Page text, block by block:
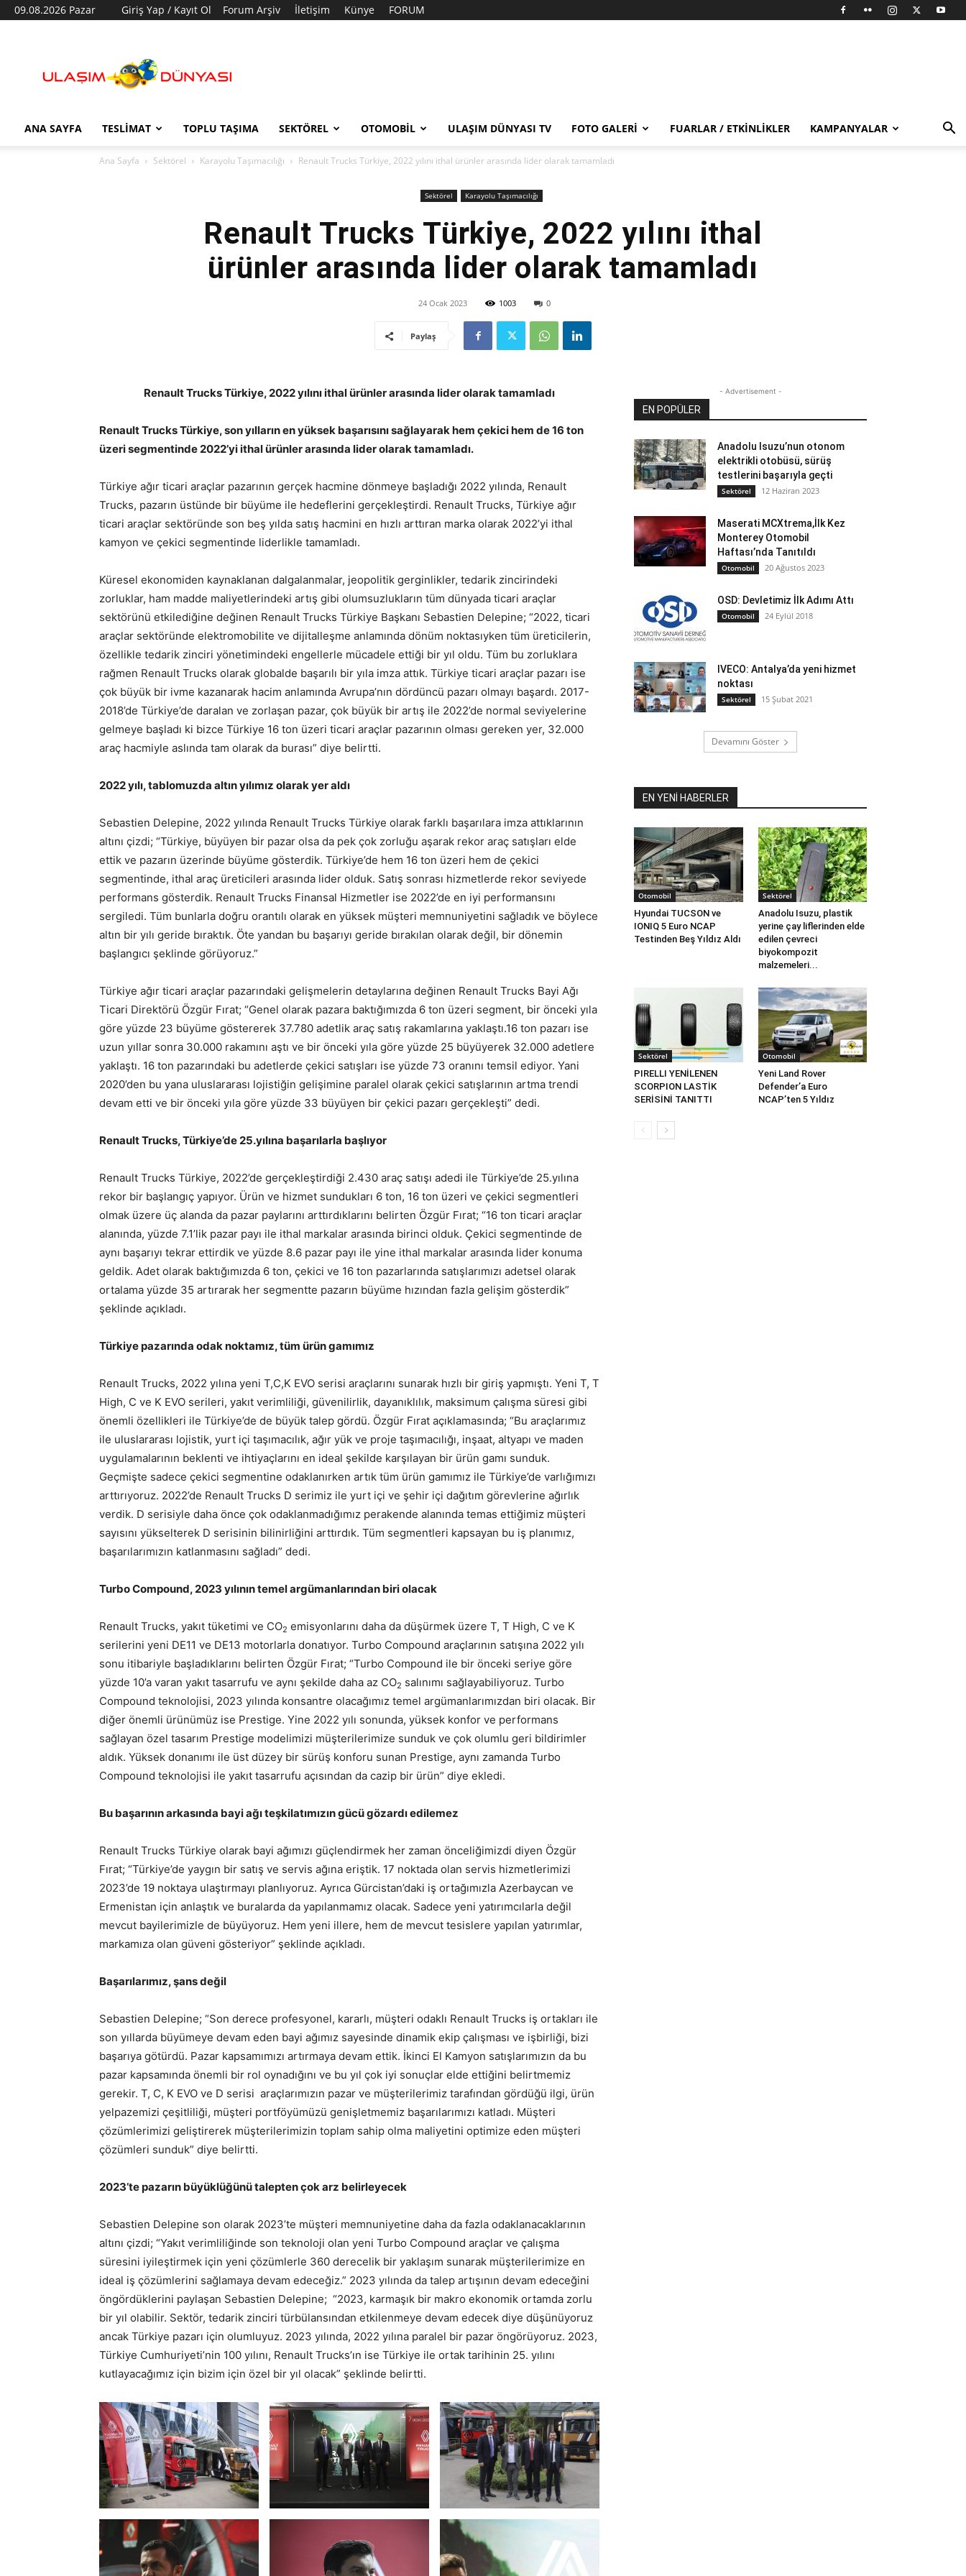
09.08.2026 Pazar Giriş Yap / Kayıt Ol Forum Arşiv İletişim Künye FORUM
Dünyası
ANA SAYFA TESLIMAT TOPLU TAŞIMA SEKTÖREL OTOMOBIL ULAŞIM DÜNYASI TV FOTO GALERI FUARLAR / ETKINLIKLER KAMPANYALAR
Ana Sayfa Sektörel Karayolu Taşımacılığı Renault Trucks Türkiye, 2022 yılını ithal ürünler arasında lider olarak tamamladı
Sektörel Karayolu Taşımacılığı
Renault Trucks Türkiye, 2022 yılını ithal
ürünler arasında lider olarak tamamladı
24 Ocak 2023 1003 0
Paylaş
Renault Trucks Türkiye, 2022 yılını ithal ürünler arasında lider olarak tamamladı
Renault Trucks Türkiye, son yılların en yüksek başarısını sağlayarak hem çekici hem de 16 ton
üzeri segmentinde 2022’yi ithal ürünler arasında lider olarak tamamladı.
Türkiye ağır ticari araçlar pazarının gerçek hacmine dönmeye başladığı 2022 yılında, Renault
Trucks, pazarın üstünde bir büyüme ile hedeflerini gerçekleştirdi. Renault Trucks, Türkiye ağır
ticari araçlar sektöründe son beş yılda satış hacmini en hızlı arttıran marka olarak 2022’yi ithal
kamyon ve çekici segmentinde liderlikle tamamladı.
Küresel ekonomiden kaynaklanan dalgalanmalar, jeopolitik gerginlikler, tedarik zincirindeki
zorluklar, ham madde maliyetlerindeki artış gibi olumsuzlukların tüm dünyada ticari araçlar
sektörünü etkilediğine değinen Renault Trucks Türkiye Başkanı Sebastien Delepine; “2022, ticari
araçlar sektöründe elektromobilite ve dijitalleşme anlamında dönüm noktasıyken tüm üreticilerin,
özellikle tedarik zinciri yönetimindeki engellerle mücadele ettiği bir yıl oldu. Tüm bu zorluklara
rağmen Renault Trucks olarak globalde başarılı bir yıla imza attık. Türkiye ticari araçlar pazarı ise
çok büyük bir ivme kazanarak hacim anlamında Avrupa’nın dördüncü pazarı olmayı başardı. 2017-
2018’de Türkiye’de daralan ve zorlaşan pazar, çok büyük bir artış ile 2022’de normal seviyelerine
gelmeye başladı ki bizce Türkiye 16 ton üzeri ticari araçlar pazarının olması gereken yer, 32.000
araç hacmiyle aslında tam olarak da burası” diye belirtti.
2022 yılı, tablomuzda altın yılımız olarak yer aldı
Sebastien Delepine, 2022 yılında Renault Trucks Türkiye olarak farklı başarılara imza attıklarının
altını çizdi; “Türkiye, büyüyen bir pazar olsa da pek çok zorluğu aşarak rekor araç satışları elde
ettik ve pazarın üzerinde büyüme gösterdik. Türkiye’de hem 16 ton üzeri hem de çekici
segmentinde, ithal araç üreticileri arasında lider olduk. Satış sonrası hizmetlerde rekor seviyede
performans gösterdik. Renault Trucks Finansal Hizmetler ise 2022’de en iyi performansını
sergiledi. Tüm bunlarla doğru orantılı olarak en yüksek müşteri memnuniyetini sağladık ve böylece
altın bir yılı geride bıraktık. Öte yandan bu başarıyı geride bırakılan olarak değil, bir dönemin
başlangıcı şeklinde görüyoruz.”
Türkiye ağır ticari araçlar pazarındaki gelişmelerin detaylarına değinen Renault Trucks Bayi Ağı
Ticari Direktörü Özgür Fırat; “Genel olarak pazara baktığımızda 6 ton üzeri segment, bir önceki yıla
göre yüzde 23 büyüme göstererek 37.780 adetlik araç satış rakamlarına yaklaştı.16 ton pazarı ise
uzun yıllar sonra 30.000 rakamını aştı ve bir önceki yıla göre yüzde 25 büyüyerek 32.000 adetlere
yaklaştı. 16 ton pazarındaki bu adetlerde çekici satışları ise yüzde 73 oranını temsil ediyor. Yani
2020’den bu yana uluslararası lojistiğin gelişimine paralel olarak çekici satışlarının artma trendi
devam etti ve bir önceki yıla göre yüzde 33 büyüyen bir çekici pazarı gerçekleşti” dedi.
Renault Trucks, Türkiye’de 25.yılına başarılarla başlıyor
Renault Trucks Türkiye, 2022’de gerçekleştirdiği 2.430 araç satışı adedi ile Türkiye’de 25.yılına
rekor bir başlangıç yapıyor. Ürün ve hizmet sundukları 6 ton, 16 ton üzeri ve çekici segmentleri
olmak üzere üç alanda da pazar paylarını arttırdıklarını belirten Özgür Fırat; “16 ton ticari araçlar
alanında, yüzde 7.1’lik pazar payı ile ithal markalar arasında birinci olduk. Çekici segmentinde de
aynı başarıyı tekrar ettirdik ve yüzde 8.6 pazar payı ile yine ithal markalar arasında lider konuma
geldik. Adet olarak baktığımızda 6 ton, çekici ve 16 ton pazarlarında satışlarımızı adetsel olarak
ortalama yüzde 35 artırarak her segmentte pazarın büyüme hızından fazla gelişim gösterdik”
şeklinde açıkladı.
Türkiye pazarında odak noktamız, tüm ürün gamımız
Renault Trucks, 2022 yılına yeni T,C,K EVO serisi araçlarını sunarak hızlı bir giriş yapmıştı. Yeni T, T
High, C ve K EVO serileri, yakıt verimliliği, güvenilirlik, dayanıklılık, maksimum çalışma süresi gibi
önemli özellikleri ile Türkiye’de de büyük talep gördü. Özgür Fırat açıklamasında; “Bu araçlarımız
ile uluslararası lojistik, yurt içi taşımacılık, ağır yük ve proje taşımacılığı, inşaat, altyapı ve maden
uygulamalarının beklenti ve ihtiyaçlarını en ideal şekilde karşılayan bir ürün gamı sunduk.
Geçmişte sadece çekici segmentine odaklanırken artık tüm ürün gamımız ile Türkiye’de varlığımızı
arttırıyoruz. 2022’de Renault Trucks D serimiz ile yurt içi ve şehir içi dağıtım görevlerine ağırlık
verdik. D serisiyle daha önce çok odaklanmadığımız perakende alanında temas ettiğimiz müşteri
sayısını yükselterek D serisinin bilinirliğini arttırdık. Tüm segmentleri kapsayan bu iş planımız,
başarılarımızın katlanmasını sağladı” dedi.
Turbo Compound, 2023 yılının temel argümanlarından biri olacak
Renault Trucks, yakıt tüketimi ve CO2 emisyonlarını daha da düşürmek üzere T, T High, C ve K
serilerini yeni DE11 ve DE13 motorlarla donatıyor. Turbo Compound araçlarının satışına 2022 yılı
sonu itibariyle başladıklarını belirten Özgür Fırat; “Turbo Compound ile bir önceki seriye göre
yüzde 10’a varan yakıt tasarrufu ve aynı şekilde daha az CO2 salınımı sağlayabiliyoruz. Turbo
Compound teknolojisi, 2023 yılında konsantre olacağımız temel argümanlarımızdan biri olacak. Bir
diğer önemli ürünümüz ise Prestige. Yine 2022 yılı sonunda, yüksek konfor ve performans
sağlayan özel tasarım Prestige modelimizi müşterilerimize sunduk ve çok olumlu geri bildirimler
aldık. Yüksek donanımı ile üst düzey bir sürüş konforu sunan Prestige, aynı zamanda Turbo
Compound teknolojisi ile yakıt tasarrufu açısından da cazip bir ürün” diye ekledi.
Bu başarının arkasında bayi ağı teşkilatımızın gücü gözardı edilemez
Renault Trucks Türkiye olarak bayi ağımızı güçlendirmek her zaman önceliğimizdi diyen Özgür
Fırat; “Türkiye’de yaygın bir satış ve servis ağına eriştik. 17 noktada olan servis hizmetlerimizi
2023’de 19 noktaya ulaştırmayı planlıyoruz. Ayrıca Gürcistan’daki iş ortağımızla Azerbaycan ve
Ermenistan için anlaştık ve buralarda da yapılanmamız olacak. Sadece yeni yatırımcılarla değil
mevcut bayilerimizle de büyüyoruz. Hem yeni illere, hem de mevcut tesislere yapılan yatırımlar,
markamıza olan güveni gösteriyor” şeklinde açıkladı.
Başarılarımız, şans değil
Sebastien Delepine; “Son derece profesyonel, kararlı, müşteri odaklı Renault Trucks iş ortakları ile
son yıllarda büyümeye devam eden bayi ağımız sayesinde dinamik ekip çalışması ve işbirliği, bizi
başarıya götürdü. Pazar kapsamımızı artırmaya devam ettik. İkinci El Kamyon satışlarımızın da bu
pazar kapsamında önemli bir rol oynadığını ve bu yıl çok iyi sonuçlar elde ettiğini belirtmemiz
gerekir. T, C, K EVO ve D serisi araçlarımızın pazar ve müşterilerimiz tarafından gördüğü ilgi, ürün
yelpazemizi çeşitliliği, müşteri portföyümüzü genişletmemiz başarılarımızı katladı. Müşteri
çözümlerimizi geliştirerek müşterilerimizin toplam sahip olma maliyetini optimize eden müşteri
çözümleri sunduk” diye belirtti.
2023’te pazarın büyüklüğünü talepten çok arz belirleyecek
Sebastien Delepine son olarak 2023’te müşteri memnuniyetine daha da fazla odaklanacaklarının
altını çizdi; “Yakıt verimliliğinde son teknoloji olan yeni Turbo Compound araçlar ve çalışma
süresini iyileştirmek için yeni çözümlerle 360 derecelik bir yaklaşım sunarak müşterilerimize en
ideal iş çözümlerini sağlamaya devam edeceğiz.” 2023 yılında da talep artışının devam edeceğini
öngördüklerini paylaşan Sebastien Delepine; “2023, karmaşık bir makro ekonomik ortamda zorlu
bir yıl olabilir. Sektör, tedarik zinciri türbülansından etkilenmeye devam edecek diye düşünüyoruz
ancak Türkiye pazarı için olumluyuz. 2023 yılında, 2022 yılına paralel bir pazar öngörüyoruz. 2023,
Türkiye Cumhuriyeti’nin 100 yılını, Renault Trucks’ın ise Türkiye ile ortak tarihinin 25. yılını
kutlayacağımız için bizim için özel bir yıl olacak” şeklinde belirtti.
- Advertisement -
EN POPÜLER
Anadolu Isuzu’nun otonom
elektrikli otobüsü, sürüş
testlerini başarıyla geçti
Sektörel 12 Haziran 2023
Maserati MCXtrema,İlk Kez
Monterey Otomobil
Haftası’nda Tanıtıldı
Otomobil 20 Ağustos 2023
OSD: Devletimiz İlk Adımı Attı
Otomobil 24 Eylül 2018
IVECO: Antalya’da yeni hizmet
noktası
Sektörel 15 Şubat 2021
Devamını Göster
EN YENİ HABERLER
Otomobil
Hyundai TUCSON ve
IONIQ 5 Euro NCAP
Testinden Beş Yıldız Aldı
Sektörel
Anadolu Isuzu, plastik
yerine çay liflerinden elde
edilen çevreci
biyokompozit
malzemeleri...
Sektörel
PIRELLI YENİLENEN
SCORPION LASTİK
SERİSİNİ TANITTI
Otomobil
Yeni Land Rover
Defender’a Euro
NCAP’ten 5 Yıldız